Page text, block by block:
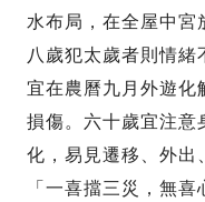
水布局，在全屋中宮
八歲犯太歲者則情
宜在農曆九月外遊化
損傷。六十歲宜注意
化，易見遷移、外出
「一喜擋三災，無喜